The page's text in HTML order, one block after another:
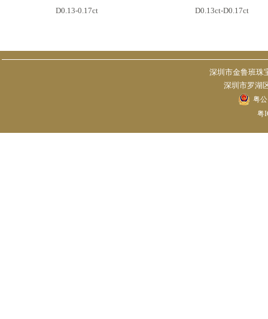
D0.13-0.17ct D0.13ct-D0.17ct
深圳市金鲁班珠
深圳市罗湖
粤公
粤